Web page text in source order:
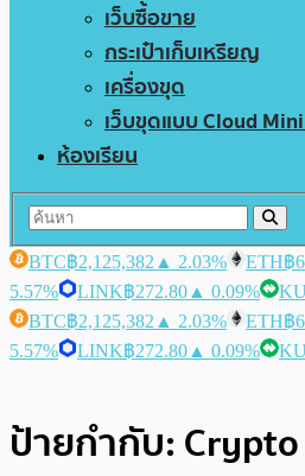
เว็บซื้อขาย
กระเป๋าเก็บเหรียญ
เครื่องขุด
เว็บขุดแบบ Cloud
ห้องเรียน
BTC฿2,125,382 ▲ 2.03% ETH฿
5.57%
LINK฿272.80 ▲ 0.09%
BTC฿2,125,382 ▲ 2.03% ETH฿
5.57%
LINK฿272.80 ▲ 0.09%
ป้ายกำกับ: